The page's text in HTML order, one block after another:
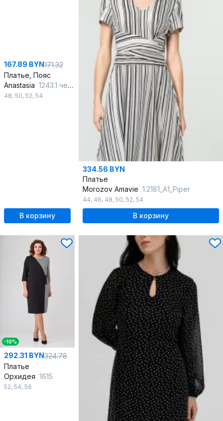
167.89 BYN171.32
Платье, Пояс
Anastasia 1243.1 черно-белый
48, 50, 52, 54
В корзину
334.56 BYN
Платье
Morozov Amavie 1.2181_A1_Piper
44, 46, 48, 50, 52, 54
В корзину
-10%
292.31 BYN324.78
Платье
Орхидея 1615
52, 54, 56